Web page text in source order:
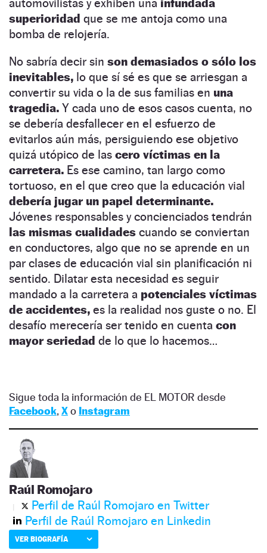
automovilistas y exhiben una infundada
superioridad que se me antoja como una
bomba de relojería.
No sabría decir sin son demasiados o sólo los
inevitables, lo que sí sé es que se arriesgan a
convertir su vida o la de sus familias en una
tragedia. Y cada uno de esos casos cuenta, no
se debería desfallecer en el esfuerzo de
evitarlos aún más, persiguiendo ese objetivo
quizá utópico de las cero víctimas en la
carretera. Es ese camino, tan largo como
tortuoso, en el que creo que la educación vial
debería jugar un papel determinante.
Jóvenes responsables y concienciados tendrán
las mismas cualidades cuando se conviertan
en conductores, algo que no se aprende en un
par clases de educación vial sin planificación ni
sentido. Dilatar esta necesidad es seguir
mandado a la carretera a potenciales víctimas
de accidentes, es la realidad nos guste o no. El
desafío merecería ser tenido en cuenta con
mayor seriedad de lo que lo hacemos…
Sigue toda la información de EL MOTOR desde
Facebook, Xo Instagram
Raúl Romojaro
Perfil de Raúl Romojaro en Twitter
Perfil de Raúl Romojaro en Linkedin
VER BIOGRAFÍA